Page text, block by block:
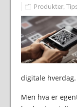
Produkter,
digitale hverdag.
Men hva er